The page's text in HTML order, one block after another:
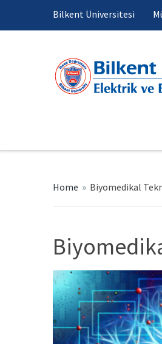
Bilkent Üniversitesi
Home » Biyomedikal